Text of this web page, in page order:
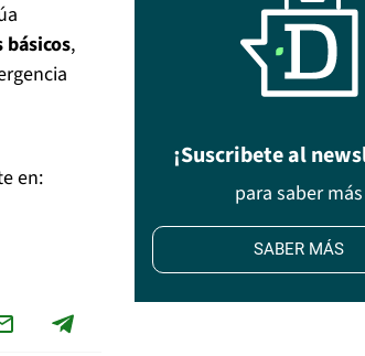
,
en:
¡Suscribete al
para saber más
SABER MÁS